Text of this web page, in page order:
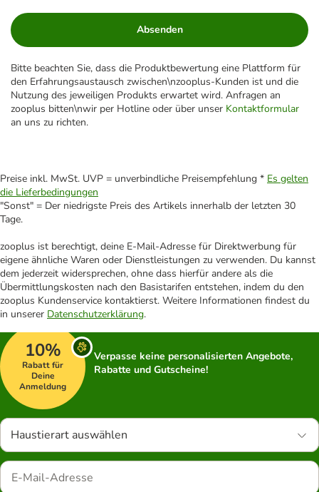
Absenden
Bitte beachten Sie, dass die Produktbewertung eine Plattform für
den Erfahrungsaustausch zwischen\nzooplus-Kunden ist und die
Nutzung des jeweiligen Produkts erwartet wird. Anfragen an
zooplus bitten\nwir per Hotline oder über unser Kontaktformular
an uns zu richten.
Preise inkl. MwSt. UVP = unverbindliche Preisempfehlung * Es gelten
die Lieferbedingungen
"Sonst" = Der niedrigste Preis des Artikels innerhalb der letzten 30
Tage.
zooplus ist berechtigt, deine E-Mail-Adresse für Direktwerbung für
eigene ähnliche Waren oder Dienstleistungen zu verwenden. Du kannst
dem jederzeit widersprechen, ohne dass hierfür andere als die
Übermittlungskosten nach den Basistarifen entstehen, indem du den
zooplus Kundenservice kontaktierst. Weitere Informationen findest du
in unserer Datenschutzerklärung.
10%
Rabatt für
Deine
Anmeldung
Verpasse keine personalisierten Angebote,
Rabatte und Gutscheine!
Haustierart auswählen